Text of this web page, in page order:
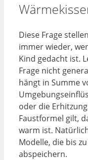
Diese Frage
immer wieder,
Kind gedacht ist.
Frage nicht
hängt in Summe
oder die
Faustformel gilt,
warm ist.
Modelle, die bis
abspeichern.